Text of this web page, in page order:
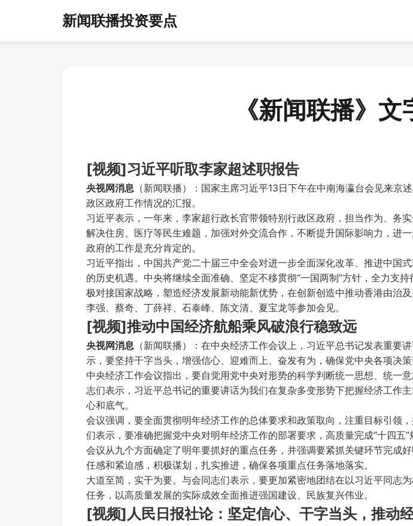
新闻联播投资要点
《新闻联播》
[视频]习近平听取李家超述职报告
央视网消息 （新闻联播）：国家主席习近平13日下午在中南海瀛台会见来
政区政府工作情况的汇报。
习近平表示，一年来，李家超行政长官带领特别行政区政府，担当作为、务
解决住房、医疗等民生难题，加强对外交流合作，不断提升国际影响力，进
政府的工作是充分肯定的。
习近平指出，中国共产党二十届三中全会对进一步全面深化改革、推进中国
的历史机遇。中央将继续全面准确、坚定不移贯彻“一国两制”方针，全力支
极对接国家战略，塑造经济发展新动能新优势，在创新创造中推动香港由治
李强、蔡奇、丁薛祥、石泰峰、陈文清、夏宝龙等参加会见。
[视频]推动中国经济航船乘风破浪行稳致远
央视网消息 （新闻联播）：在中央经济工作会议上，习近平总书记发表重
示，要坚持干字当头，增强信心、迎难而上、奋发有为，确保党中央各项决
中央经济工作会议指出，要自觉用党中央对形势的科学判断统一思想、统一
志们表示，习近平总书记的重要讲话为我们在复杂多变形势下把握经济工作
心和底气。
会议强调，要全面贯彻明年经济工作的总体要求和政策取向，注重目标引领
们表示，要准确把握党中央对明年经济工作的部署要求，高质量完成“十四五”
会议从九个方面确定了明年要抓好的重点任务，并强调要紧抓关键环节完成
任感和紧迫感，积极谋划，扎实推进，确保各项重点任务落地落实。
大道至简，实干为要。与会同志们表示，要更加紧密地团结在以习近平同志
任务，以高质量发展的实际成效全面推进强国建设、民族复兴伟业。
[视频]人民日报社论：坚定信心、干字当头，推动